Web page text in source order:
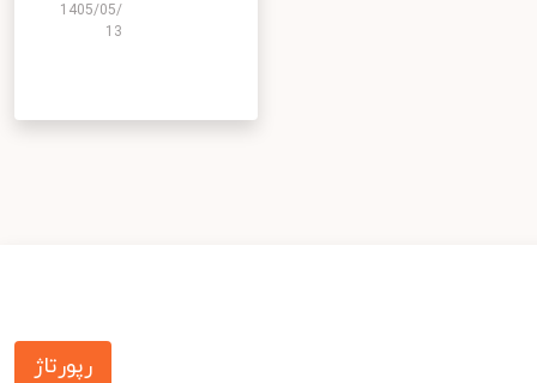
1405/05/
13
رپورتاژ